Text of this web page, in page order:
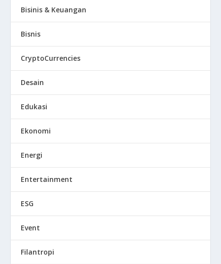
Bisinis & Keuangan
Bisnis
CryptoCurrencies
Desain
Edukasi
Ekonomi
Energi
Entertainment
ESG
Event
Filantropi